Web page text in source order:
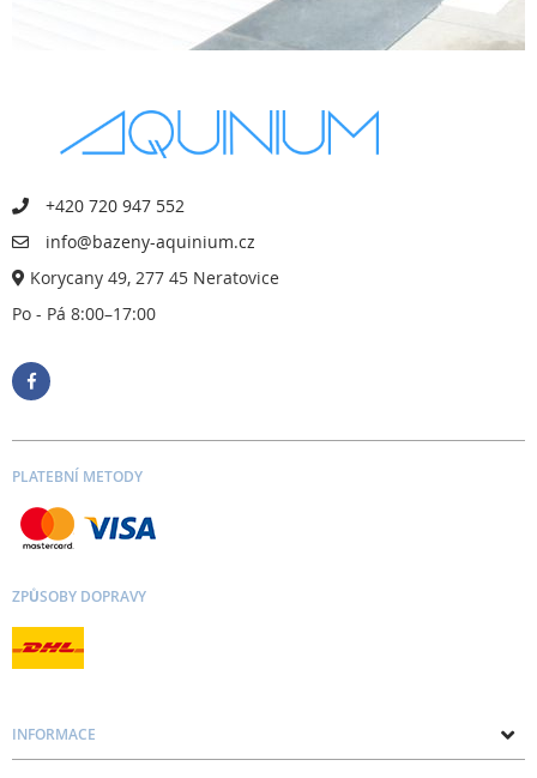
+420 720 947 552
info@bazeny-aquinium.cz
Korycany 49, 277 45 Neratovice
Po - Pá 8:00–17:00
PLATEBNÍ METODY
ZPŮSOBY DOPRAVY
INFORMACE